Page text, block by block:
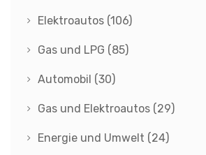
Elektroautos (106)
Gas und LPG (85)
Automobil (30)
Gas und Elektroautos (29)
Energie und Umwelt (24)